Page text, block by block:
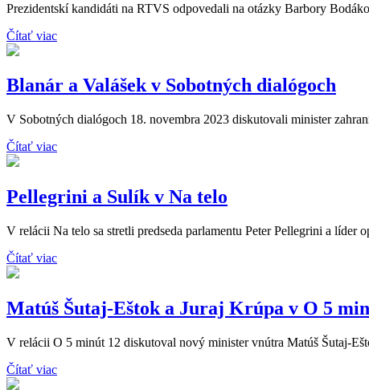
Prezidentskí kandidáti na RTVS odpovedali na otázky Barbory
Čítať viac
Blanár a Valášek v Sobotných dialógoch
V Sobotných dialógoch 18. novembra 2023 diskutovali minister
Čítať viac
Pellegrini a Sulík v Na telo
V relácii Na telo sa stretli predseda parlamentu Peter Pellegrini a líder
Čítať viac
Matúš Šutaj-Eštok a Juraj Krúpa v O 5
V relácii O 5 minút 12 diskutoval nový minister vnútra Matúš Šutaj-
Čítať viac